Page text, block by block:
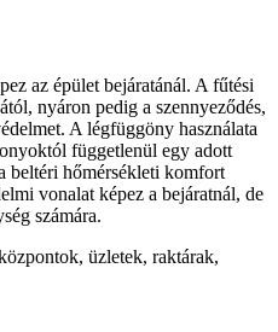
az épület bejáratánál. A fűtési
nyáron pedig a szennyeződés,
A légfüggöny használata
függetlenül egy adott
beltéri hőmérsékleti komfort
vonalat képez a bejáratnál, de
számára.
üzletek, raktárak,